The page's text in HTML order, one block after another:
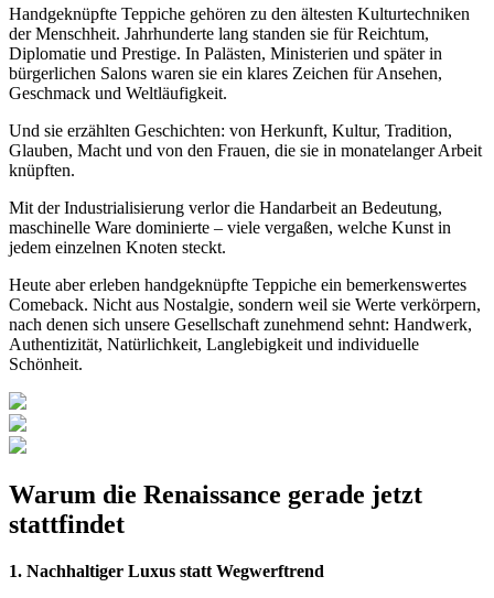
Handgeknüpfte Teppiche gehören zu den ältesten Kulturtechniken
der Menschheit. Jahrhunderte lang standen sie für Reichtum,
Diplomatie und Prestige. In Palästen, Ministerien und später in
bürgerlichen Salons waren sie ein klares Zeichen für Ansehen,
Geschmack und Weltläufigkeit.
Und sie erzählten Geschichten: von Herkunft, Kultur, Tradition,
Glauben, Macht und von den Frauen, die sie in monatelanger Arbeit
knüpften.
Mit der Industrialisierung verlor die Handarbeit an Bedeutung,
maschinelle Ware dominierte – viele vergaßen, welche Kunst in
jedem einzelnen Knoten steckt.
Heute aber erleben handgeknüpfte Teppiche ein bemerkenswertes
Comeback. Nicht aus Nostalgie, sondern weil sie Werte verkörpern,
nach denen sich unsere Gesellschaft zunehmend sehnt: Handwerk,
Authentizität, Natürlichkeit, Langlebigkeit und individuelle
Schönheit.
Warum die Renaissance gerade jetzt
stattfindet
1. Nachhaltiger Luxus statt Wegwerftrend